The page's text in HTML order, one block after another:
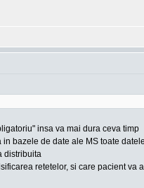
insa va mai dura ceva timp
bazele de date ale MS toate
distribuita
retetelor, si care pacient